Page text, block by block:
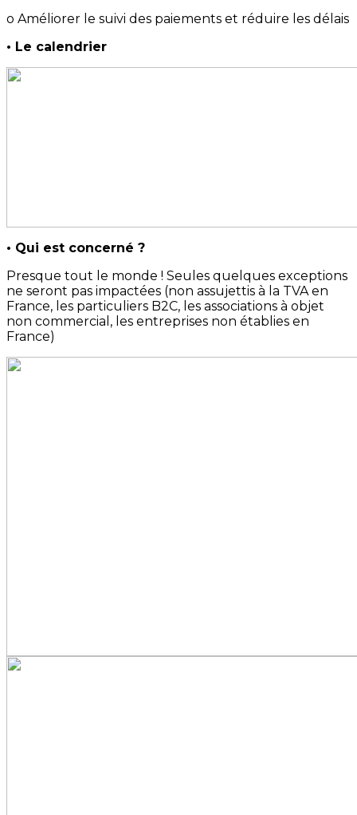
o Améliorer le suivi des paiements et réduire les délais
• Le calendrier
• Qui est concerné ?
Presque tout le monde ! Seules quelques exceptions
ne seront pas impactées (non assujettis à la TVA en
France, les particuliers B2C, les associations à objet
non commercial, les entreprises non établies en
France)